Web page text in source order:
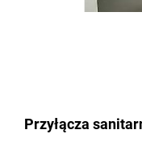
Przyłącza